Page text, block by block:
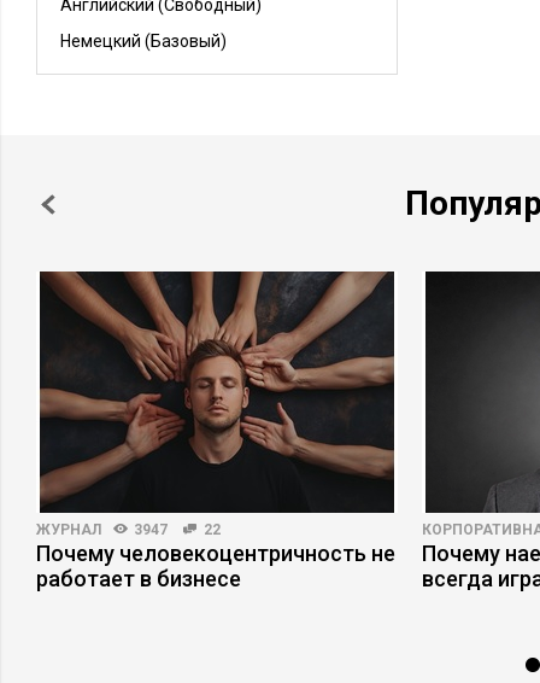
оборудования на условиях генерального
дистрибьюторства. Заказчики: РосАтом,
РосКосмос, крупнейшие университеты,
Описание деятельности компании:
Высокотехнологичный инженерный бизнес.
Аналитическое оборудование для
академических исследований и
индустриальных проектов. Генеральный
дистрибьютор компаний SHIMADZU и CEM
ГК КРИОСИСТЕМЫ
Генеральный директор (СЕО)
апр. 2012
Должностные обязанности:
Генеральное руководство группой
компаний.Организация, контроль работы и
эффективного взаимодействия всех
структурных подразделений и
производственных единиц, направление их
деятельности на развитие и
совершенствование производства с учетом
социальных и рыночных приоритетов.
Внедрение ERP- системы с 0. Создание
Английский (Свободный)
Немецкий (Базовый)
ЖУРНАЛ 3947 22
Почему человекоцентричность не
работает в бизнесе
Почему
всегда